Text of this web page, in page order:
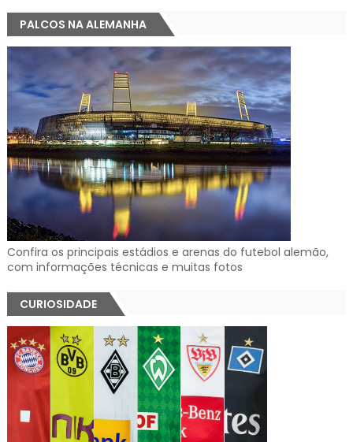
PALCOS NA ALEMANHA
Confira os principais estádios e arenas do futebol alemão,
com informações técnicas e muitas fotos
CURIOSIDADE